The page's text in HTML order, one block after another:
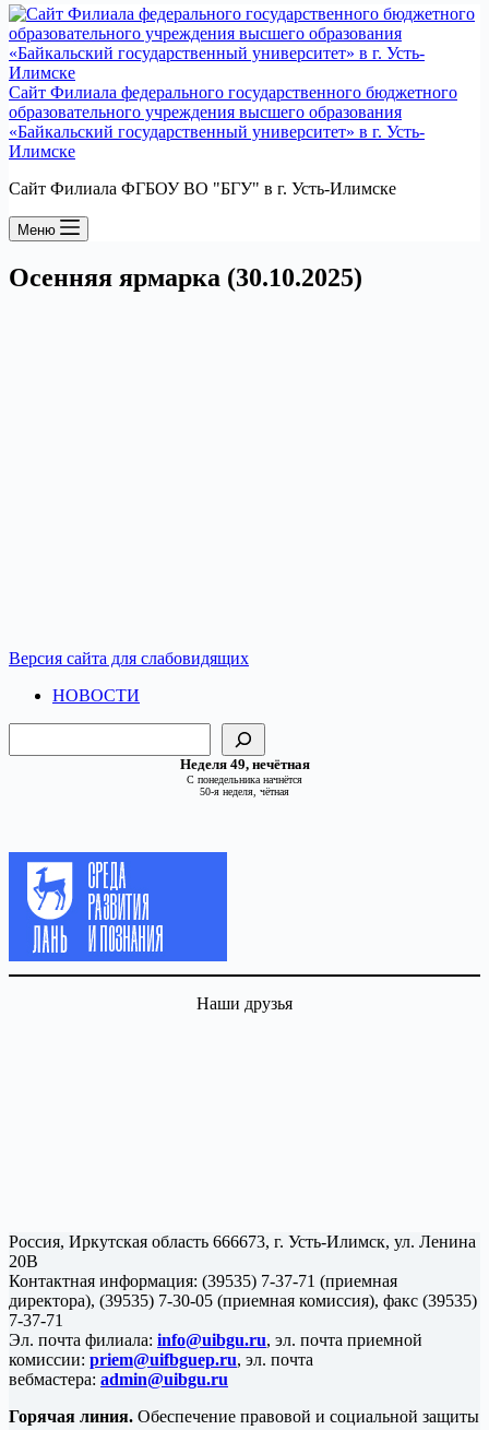
Сайт Филиала федерального государственного бюджетного
образовательного учреждения высшего образования
«Байкальский государственный университет» в г. Усть-
Илимске
Сайт Филиала ФГБОУ ВО "БГУ" в г. Усть-Илимске
Меню
Осенняя ярмарка (30.10.2025)
Версия сайта для слабовидящих
НОВОСТИ
Неделя 49, нечётная
С понедельника начнётся
50-я неделя, чётная
Наши друзья
Россия, Иркутская область 666673, г. Усть-Илимск, ул. Ленина
20В
Контактная информация: (39535) 7-37-71 (приемная
директора), (39535) 7-30-05 (приемная комиссия), факс (39535)
7-37-71
Эл. почта филиала: info@uibgu.ru, эл. почта приемной
комиссии: priem@uifbguep.ru, эл. почта
вебмастера: admin@uibgu.ru
Горячая линия. Обеспечение правовой и социальной защиты